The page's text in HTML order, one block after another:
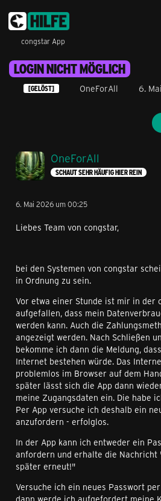
congstar App
LOGIN NICHT MÖGLICH
[GELÖST] OneForAll 6.
OneForAll
SCHAUT SEHR HÄUFIG HIER REIN
6. Mai 2026 um 00:25
Liebes Team von congstar,
bei den Systemen von congstar
in Ordnung zu sein.
Vor etwa einer Stunde ist mir in der
aufgefallen, dass mein
werden kann. Auch die
angezeigt werden. Nach Schließen
bekomme ich dann die Meldung,
Internet bestehen würde. Das
problemlos im Browser auf dem
später lässt sich die App dann
meine Zugangsdaten ein. Die habe
Per App versuche ich deshalb ein
anzufordern - erfolglos.
In der App kann ich entweder ein
anfordern und erhalte die Nachricht
später erneut!"
Versuche ich ein neues Passwort